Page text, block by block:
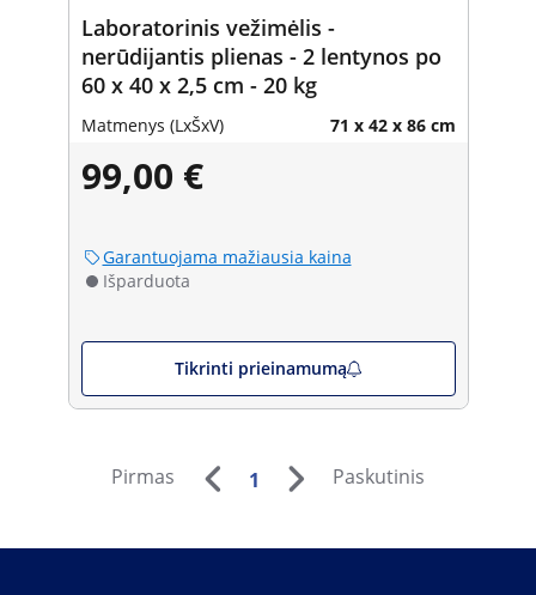
Laboratorinis vežimėlis -
nerūdijantis plienas - 2 lentynos po
60 x 40 x 2,5 cm - 20 kg
Matmenys (LxŠxV) 71 x 42 x 86 cm
99,00 €
Garantuojama mažiausia kaina
Išparduota
Tikrinti prieinamumą
Pirmas 1 Paskutinis